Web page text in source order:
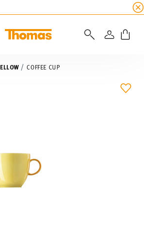
Up to 45% discount on all
LOGIN
COFFEE CUP
ADD